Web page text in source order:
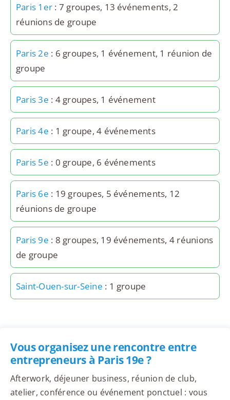
Paris 1er : 7 groupes, 13 événements, 2
réunions de groupe
Paris 2e : 6 groupes, 1 événement, 1 réunion de
groupe
Paris 3e : 4 groupes, 1 événement
Paris 4e : 1 groupe, 4 événements
Paris 5e : 0 groupe, 6 événements
Paris 6e : 19 groupes, 5 événements, 12
réunions de groupe
Paris 9e : 8 groupes, 19 événements, 4 réunions
de groupe
Saint-Ouen-sur-Seine : 1 groupe
Vous organisez une rencontre entre
entrepreneurs à Paris 19e ?
Afterwork, déjeuner business, réunion de club,
atelier, conférence ou événement ponctuel : vous